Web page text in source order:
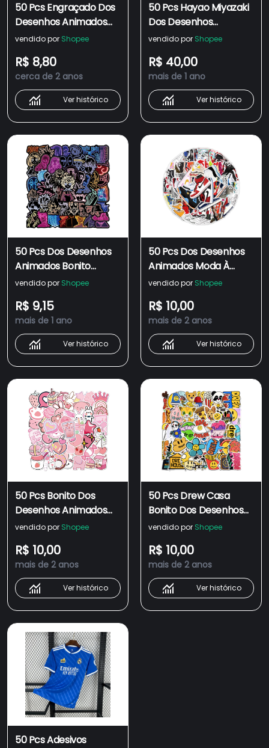
50 Pcs Engraçado Dos
Desenhos Animados
Bonito Folha À Prova D
Snowboard Retro
Graffiti Vinil Adesivo
Notebook Adesivo
vendido por Shopee
R$ 8,80
cerca de 2 anos
Ver histórico
50 Pcs Hayao Miyazaki
Dos Desenhos
Animados Adesivo
Skateboard
Snowboard Retro
Graffiti Vinil Adesivo
Notebook Adesivo
vendido por Shopee
R$ 40,00
mais de 1 ano
Ver histórico
50 Pcs Dos Desenhos
Animados Bonito
Demônio Slayer Naruto
Neon Iluminação
Adesivo Impermeável
Skateboard Retro Vinil
vendido por Shopee
R$ 9,15
mais de 1 ano
Ver histórico
50 Pcs Dos Desenhos
Animados Moda À
Prova D'água Adesivo
Retro Graffiti Vinil
Notebook
vendido por Shopee
R$ 10,00
mais de 2 anos
Ver histórico
50 Pcs Bonito Dos
Desenhos Animados
Rosa À Prova D 'Água
Snowboard Retro
Graffiti Vinil Adesivo
Notebook
vendido por Shopee
R$ 10,00
mais de 2 anos
Ver histórico
50 Pcs Drew Casa
Bonito Dos Desenhos
Animados Moda
Skateboard
Snowboard Retro
Graffiti Adesivo De Vinil
Adesivo Notebook
vendido por Shopee
R$ 10,00
mais de 2 anos
Ver histórico
50 Pcs Adesivos